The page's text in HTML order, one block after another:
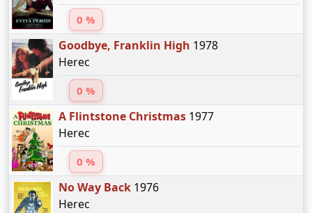
0 %
Goodbye, Franklin High 1978
Herec
0 %
A Flintstone Christmas1977
Herec
0 %
No Way Back1976
Herec